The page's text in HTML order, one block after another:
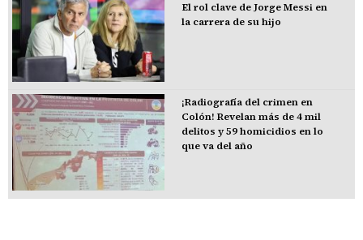
El rol clave de Jorge Messi en
la carrera de su hijo
¡Radiografía del crimen en
Colón! Revelan más de 4 mil
delitos y 59 homicidios en lo
que va del año